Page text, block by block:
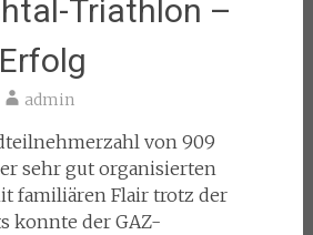
Triathlon –
admin
von 909
sehr gut organisierten
familiären Flair trotz der
konnte der GAZ-